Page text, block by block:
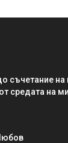
съчетание
средата на